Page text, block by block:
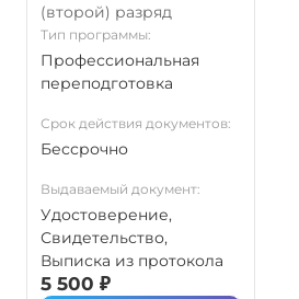
(второй) разряд
Тип программы:
Профессиональная
переподготовка
Срок действия документов:
Бессрочно
Выдаваемый документ:
Удостоверение,
Свидетельство,
Выписка из протокола
5 500 ₽